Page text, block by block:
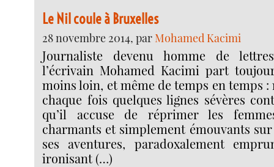
Le Nil coule à Bruxelles
28 novembre 2014, par Mohamed Kacimi
Journaliste devenu homme de
l’écrivain Mohamed Kacimi part
moins loin, et même de temps en temps
chaque fois quelques lignes sévères
qu’il accuse de réprimer les
charmants et simplement émouvants
ses aventures, paradoxalement
ironisant (…)